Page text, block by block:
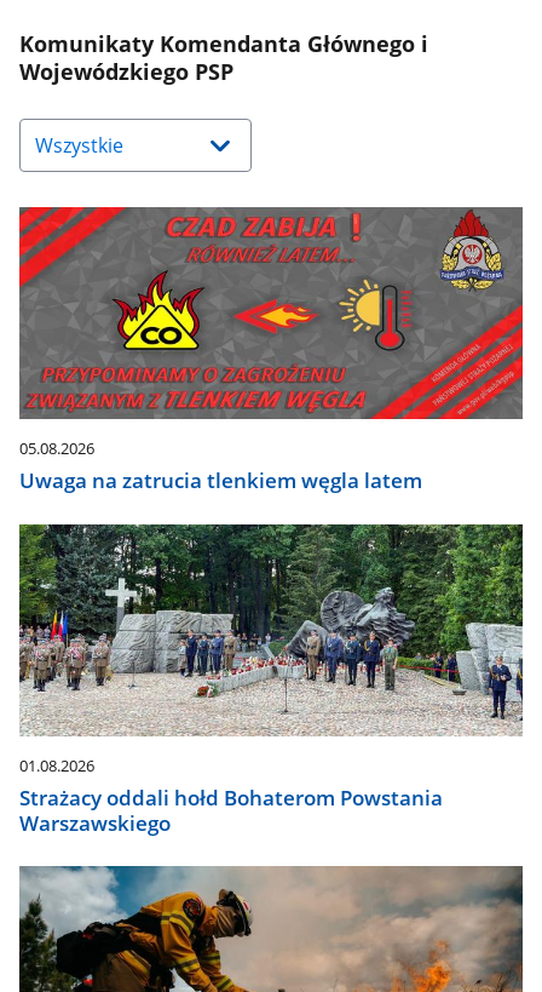
Komunikaty Komendanta Głównego i
Wojewódzkiego PSP
Naciśnij
strzałkę
w
dół,
aby
wybrać
odpowiednią
pozycję.
zaktualizują
się
automatycznie.
05.08.2026
Uwaga na zatrucia tlenkiem węgla latem
01.08.2026
Strażacy oddali hołd Bohaterom Powstania
Warszawskiego